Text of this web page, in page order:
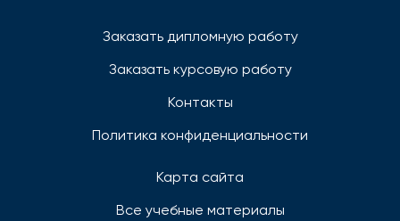
Заказать дипломную работу
Заказать курсовую работу
Контакты
Политика конфиденциальности
Карта сайта
Все учебные материалы